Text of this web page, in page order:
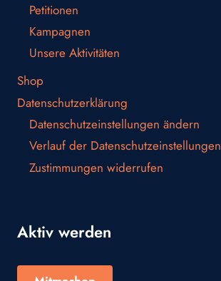
Petitionen
Kampagnen
Unsere Aktivitäten
Shop
Datenschutzerklärung
Datenschutzeinstellungen ändern
Verlauf der Datenschutzeinstellungen
Zustimmungen widerrufen
Aktiv werden